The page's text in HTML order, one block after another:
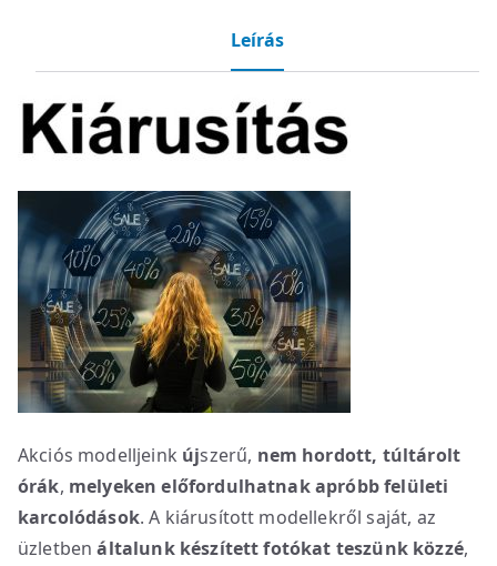
Leírás
Akciós modelljeink újszerű, nem hordott, túltárolt
órák, melyeken előfordulhatnak apróbb felületi
karcolódások. A kiárusított modellekről saját, az
üzletbenáltalunk készített fotókat teszünk közzé,